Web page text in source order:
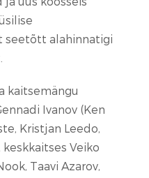
seetõtt alahinnatigi
kaitsemängu
Ivanov (Ken
Kristjan Leedo,
keskkaitses Veiko
Taavi Azarov,